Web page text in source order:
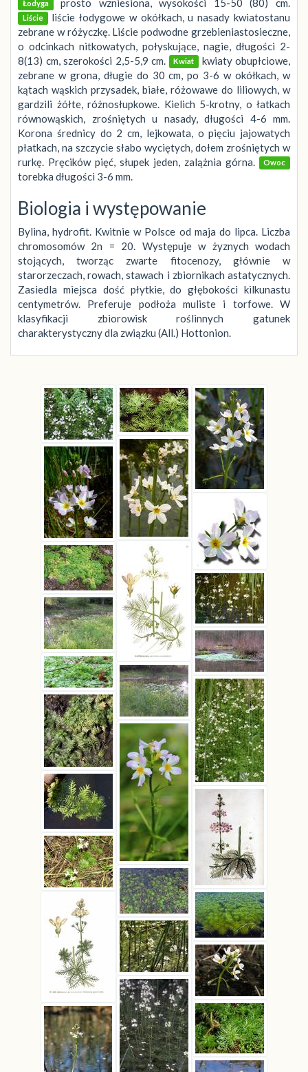
Łodyga
Liście liście łodygowe w okółkach, u nasady kwiatostanu
zebrane w różyczkę. Liście podwodne grzebieniastosieczne,
o odcinkach nitkowatych, połyskujące, nagie, długości 2-
8(13) cm, szerokości 2,5-5,9 cm.
Kwiat
kwiaty obupłciowe,
zebrane w grona, długie do 30 cm, po 3-6 w okółkach, w
kątach wąskich przysadek, białe, różowawe do liliowych, w
gardzili żółte, różnosłupkowe. Kielich 5-krotny, o łatkach
równowąskich, zrośniętych u nasady, długości 4-6 mm.
Korona średnicy do 2 cm, lejkowata, o pięciu jajowatych
płatkach, na szczycie słabo wyciętych, dołem zrośniętych w
rurkę. Pręcików pięć, słupek jeden, zalążnia górna.
Owoc
torebka długości 3-6 mm.
Biologia i występowanie
Bylina, hydrofit. Kwitnie w Polsce od maja do lipca. Liczba
chromosomów 2n = 20. Występuje w żyznych wodach
stojących, tworząc zwarte fitocenozy, głównie w
starorzeczach, rowach, stawach i zbiornikach astatycznych.
Zasiedla miejsca dość płytkie, do głębokości kilkunastu
centymetrów. Preferuje podłoża muliste i torfowe. W
klasyfikacji zbiorowisk roślinnych gatunek
charakterystyczny dla związku (All.) Hottonion.